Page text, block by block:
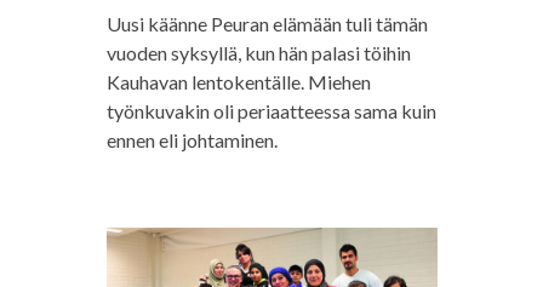
Uusi käänne Peuran elämään tuli tämän
vuoden syksyllä, kun hän palasi töihin
Kauhavan lentokentälle. Miehen
työnkuvakin oli periaatteessa sama kuin
ennen eli johtaminen.